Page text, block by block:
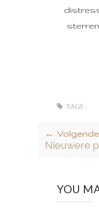
TAGS :
← Volgende
Nieuwere
YOU